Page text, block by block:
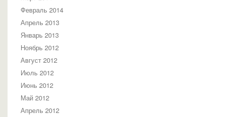
Февраль 2014
Апрель 2013
Январь 2013
Ноябрь 2012
Август 2012
Июль 2012
Июнь 2012
Май 2012
Апрель 2012